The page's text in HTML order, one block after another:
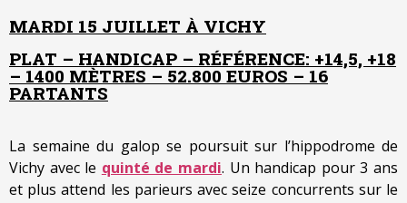
MARDI 15 JUILLET À VICHY
PLAT – HANDICAP – RÉFÉRENCE: +14,5, +18
– 1400 MÈTRES – 52.800 EUROS – 16
PARTANTS
La semaine du galop se poursuit sur l’hippodrome de
Vichy avec le quinté de mardi. Un handicap pour 3 ans
et plus attend les parieurs avec seize concurrents sur le